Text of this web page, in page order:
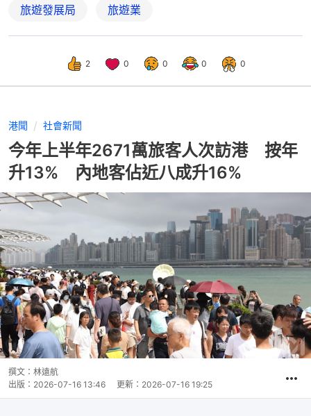
旅遊發展局 旅遊業
2 0 0 0 0
港聞 社會新聞
今年上半年2671萬旅客人次訪港 按年
升13% 內地客佔近八成升16%
撰文： 林遠航
出版： 2026-07-16 13:46 更新： 2026-07-16 19:25